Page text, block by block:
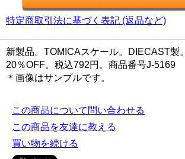
特定商取引法に基づく表記 (返品など)
新製品。TOMICAスケール。DIECAST製。
20％OFF。税込792円。商品番号J-5169
＊画像はサンプルです。
この商品について問い合わせる
この商品を友達に教える
買い物を続ける